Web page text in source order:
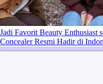
Jadi Favorit Beauty Enthusiast
Concealer Resmi Hadir di